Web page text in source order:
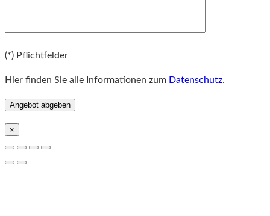
(*) Pflichtfelder
Hier finden Sie alle Informationen zum Datenschutz.
×